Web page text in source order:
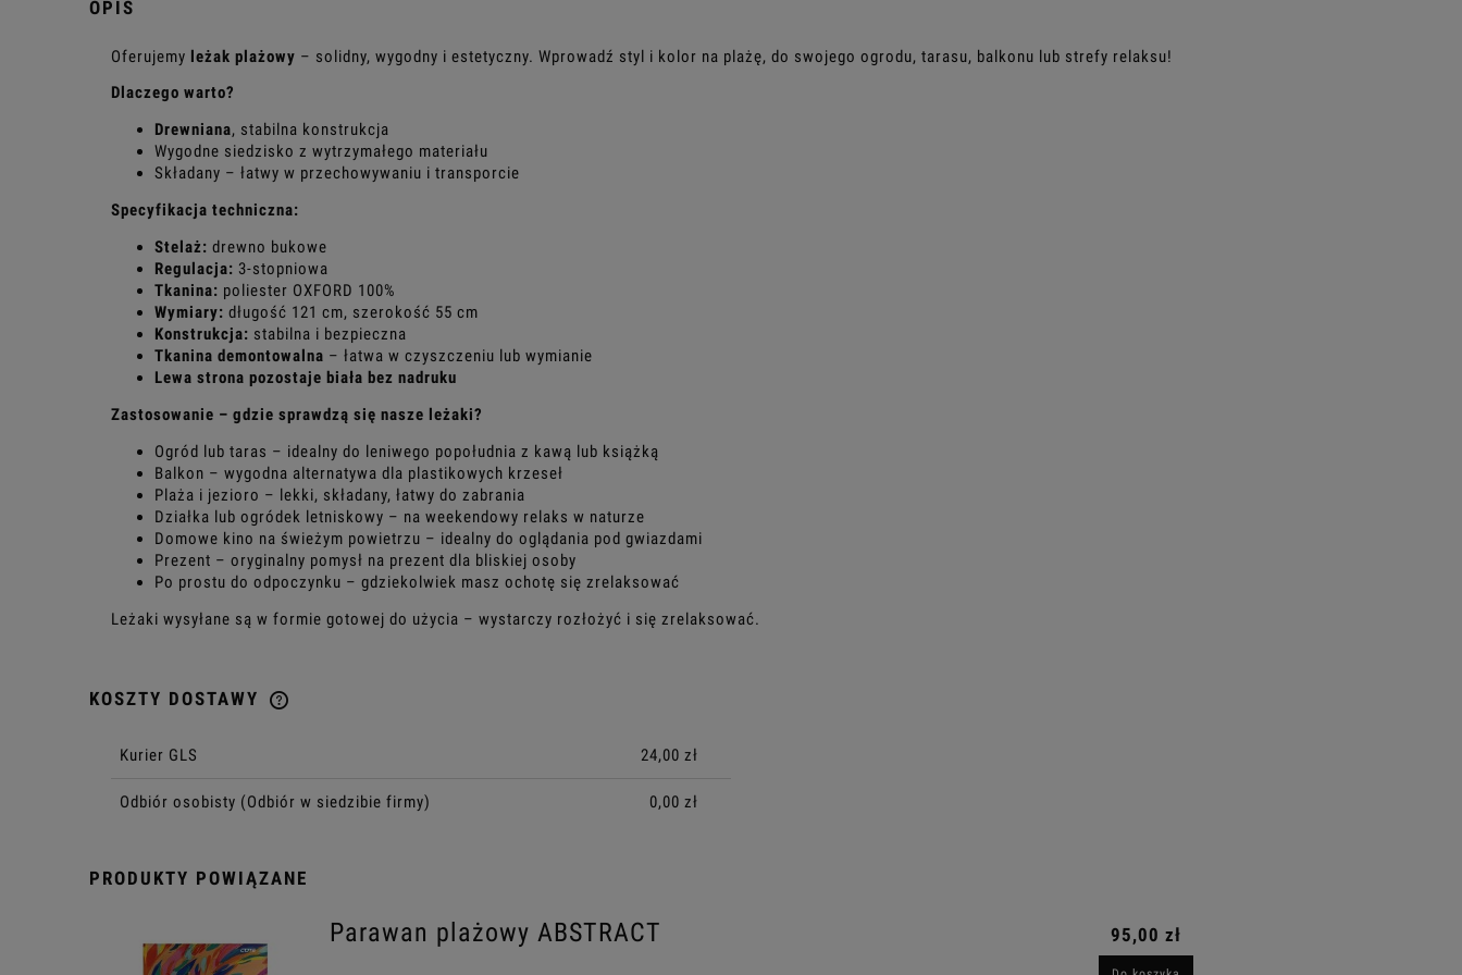
OPIS
Oferujemy leżak plażowy – solidny, wygodny i estetyczny. Wprowadź styl i kolor na plażę, do swojego ogrodu, tarasu, balkonu lub strefy relaksu!
Dlaczego warto?
Drewniana, stabilna konstrukcja
Wygodne siedzisko z wytrzymałego materiału
Składany – łatwy w przechowywaniu i transporcie
Specyfikacja techniczna:
Stelaż: drewno bukowe
Regulacja: 3-stopniowa
Tkanina: poliester OXFORD 100%
Wymiary: długość 121 cm, szerokość 55 cm
Konstrukcja: stabilna i bezpieczna
Tkanina demontowalna – łatwa w czyszczeniu lub wymianie
Lewa strona pozostaje biała bez nadruku
Zastosowanie – gdzie sprawdzą się nasze leżaki?
Ogród lub taras – idealny do leniwego popołudnia z kawą lub książką
Balkon – wygodna alternatywa dla plastikowych krzeseł
Plaża i jezioro – lekki, składany, łatwy do zabrania
Działka lub ogródek letniskowy – na weekendowy relaks w naturze
Domowe kino na świeżym powietrzu – idealny do oglądania pod gwiazdami
Prezent – oryginalny pomysł na prezent dla bliskiej osoby
Po prostu do odpoczynku – gdziekolwiek masz ochotę się zrelaksować
Leżaki wysyłane są w formie gotowej do użycia – wystarczy rozłożyć i się zrelaksować.
KOSZTY DOSTAWY
Kurier GLS 24,00 zł
Odbiór osobisty (Odbiór w siedzibie firmy) 0,00 zł
PRODUKTY POWIĄZANE
Parawan plażowy ABSTRACT 95,00 zł